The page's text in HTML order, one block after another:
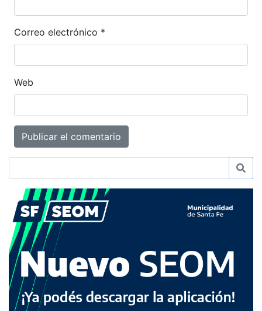
Correo electrónico *
Web